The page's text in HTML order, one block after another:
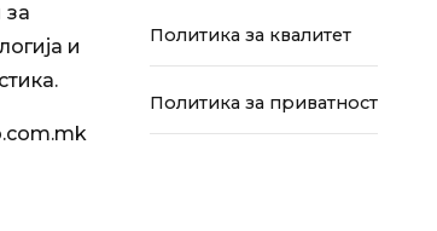
за
и
Политика за квалитет
Политика за приватност